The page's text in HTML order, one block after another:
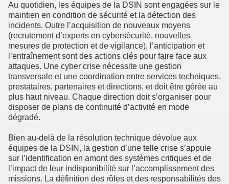
Au quotidien, les équipes de la DSIN sont engagées sur le
maintien en condition de sécurité et la détection des
incidents. Outre l’acquisition de nouveaux moyens
(recrutement d’experts en cybersécurité, nouvelles
mesures de protection et de vigilance), l’anticipation et
l’entraînement sont des actions clés pour faire face aux
attaques. Une cyber crise nécessite une gestion
transversale et une coordination entre services techniques,
prestataires, partenaires et directions, et doit être gérée au
plus haut niveau. Chaque direction doit s’organiser pour
disposer de plans de continuité d’activité en mode
dégradé.
Bien au-delà de la résolution technique dévolue aux
équipes de la DSIN, la gestion d’une telle crise s’appuie
sur l’identification en amont des systèmes critiques et de
l’impact de leur indisponibilité sur l’accomplissement des
missions. La définition des rôles et des responsabilités des